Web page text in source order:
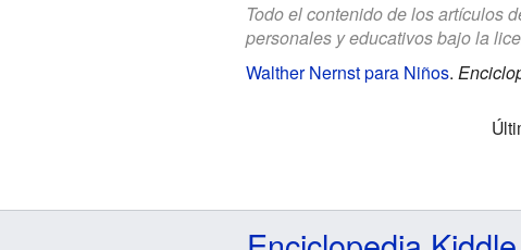
Todo el contenido de los artículos
personales y educativos bajo la
Walther Nernst para Niños.